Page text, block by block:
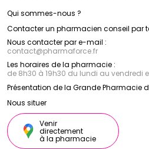
Qui sommes-nous ?
Contacter un pharmacien conseil par
Nous contacter par e-mail :
contact@pharmaforce.fr
Les horaires de la pharmacie :
de 8h30 à 19h30 du lundi au vendredi
Présentation de la Grande Pharmacie
Nous situer
Venir
directement
à la pharmacie